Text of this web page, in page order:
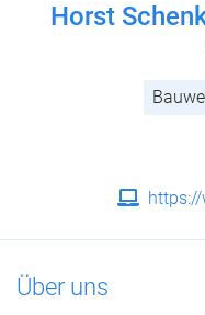
Horst
Über uns